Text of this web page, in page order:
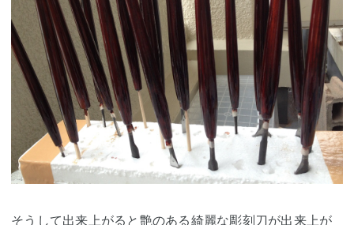
そうして出来上がると艶のある綺麗な彫刻刀が出来上が